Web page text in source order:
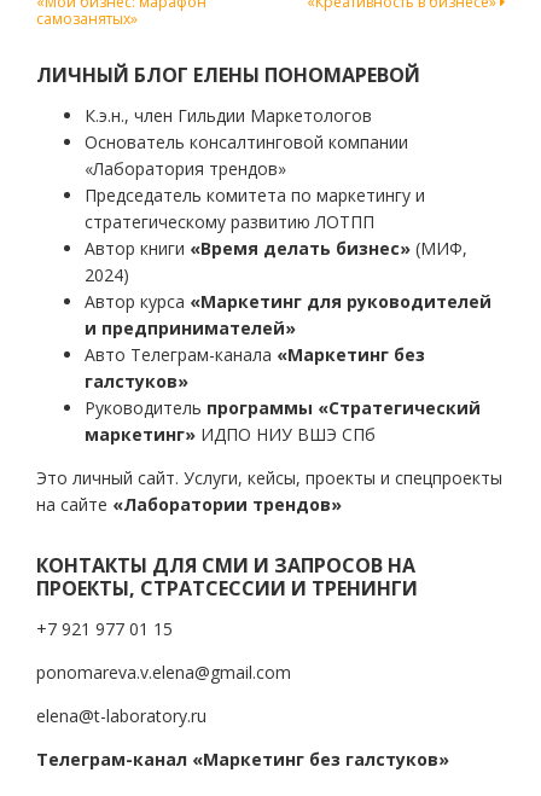
по
записям
самозанятых»
ЛИЧНЫЙ БЛОГ ЕЛЕНЫ ПОНОМАРЕВОЙ
К.э.н., член Гильдии Маркетологов
Основатель консалтинговой компании
«Лаборатория трендов»
Председатель комитета по маркетингу и
стратегическому развитию ЛОТПП
Автор книги «Время делать бизнес» (МИФ,
2024)
Автор курса «Маркетинг для руководителей
и предпринимателей»
Авто Телеграм-канала «Маркетинг без
галстуков»
Руководитель программы «Стратегический
маркетинг» ИДПО НИУ ВШЭ СПб
Это личный сайт. Услуги, кейсы, проекты и спецпроекты
на сайте «Лаборатории трендов»
КОНТАКТЫ ДЛЯ СМИ И ЗАПРОСОВ НА
ПРОЕКТЫ, СТРАТСЕССИИ И ТРЕНИНГИ
+7 921 977 01 15
ponomareva.v.elena@gmail.com
elena@t-laboratory.ru
Телеграм-канал «Маркетинг без галстуков»